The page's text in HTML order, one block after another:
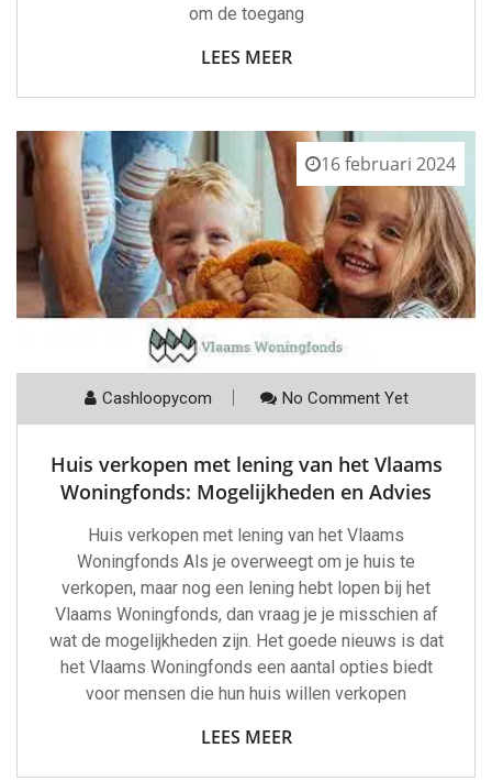
om de toegang
LEES MEER
16 februari 2024
Cashloopycom No Comment Yet
Huis verkopen met lening van het Vlaams
Woningfonds: Mogelijkheden en Advies
Huis verkopen met lening van het Vlaams
Woningfonds Als je overweegt om je huis te
verkopen, maar nog een lening hebt lopen bij het
Vlaams Woningfonds, dan vraag je je misschien af
wat de mogelijkheden zijn. Het goede nieuws is dat
het Vlaams Woningfonds een aantal opties biedt
voor mensen die hun huis willen verkopen
LEES MEER